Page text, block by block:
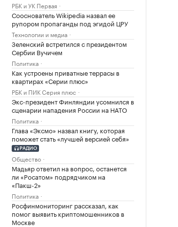
РБК и УК Первая
Сооснователь Wikipedia назвал ее
рупором пропаганды под эгидой ЦРУ
Технологии и медиа
Зеленский встретился с президентом
Сербии Вучичем
Политика
Как устроены приватные террасы в
квартирах «Серии плюс»
РБК и ПИК Серия плюс
Экс-президент Финляндии усомнился в
сценарии нападения России на НАТО
Политика
Глава «Эксмо» назвал книгу, которая
поможет стать «лучшей версией себя»
РАДИО
Общество
Мадьяр ответил на вопрос, останется
ли «Росатом» подрядчиком на
«Пакш-2»
Политика
Росфинмониторинг рассказал, как
помог выявить криптомошенников в
Москве